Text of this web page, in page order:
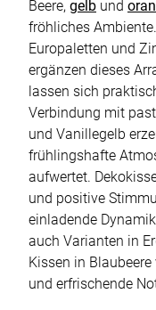
Beere, gelb und
fröhliches
Europaletten und
ergänzen dieses
lassen sich
Verbindung mit
und Vanillegelb
frühlingshafte
aufwertet.
und positive
einladende
auch Varianten in
Kissen in
und erfrischende